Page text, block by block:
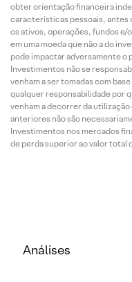
obter orientação financeira
características pessoais, antes
os ativos, operações, fundos
em uma moeda que não a do
pode impactar adversamente o
Investimentos não se
venham a ser tomadas com
qualquer responsabilidade por
venham a decorrer da
anteriores não são
Investimentos nos mercados
de perda superior ao valor total
Análises